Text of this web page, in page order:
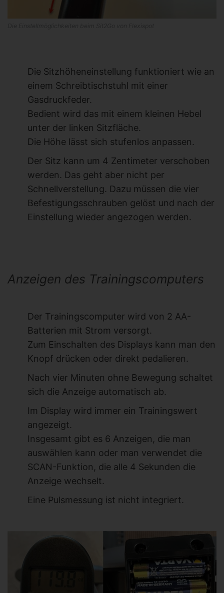
Die Sitzhöheneinstellung funktioniert wie an
einem Schreibtischstuhl mit einer
Gasdruckfeder.
Bedient wird das mit einem kleinen Hebel
unter der linken Sitzfläche.
Die Höhe lässt sich stufenlos anpassen.
Der Sitz kann um 4 Zentimeter verschoben
werden. Das geht aber nicht per
Schnellverstellung. Dazu müssen die vier
Befestigungsschrauben gelöst und nach der
Einstellung wieder angezogen werden.
Anzeigen des Trainingscomputers
Der Trainingscomputer wird von 2 AA-
Batterien mit Strom versorgt.
Zum Einschalten des Displays kann man den
Knopf drücken oder direkt pedalieren.
Nach vier Minuten ohne Bewegung schaltet
sich die Anzeige automatisch ab.
Im Display wird immer ein Trainingswert
angezeigt.
Insgesamt gibt es 6 Anzeigen, die man
auswählen kann oder man verwendet die
SCAN-Funktion, die alle 4 Sekunden die
Anzeige wechselt.
Eine Pulsmessung ist nicht integriert.